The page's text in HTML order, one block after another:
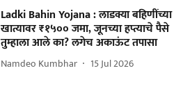
Ladki Bahin Yojana : लाडक्या बहि‍णींच्या
खात्यावर ₹१५०० जमा, जूनच्या हप्त्याचे पैसे
तुम्हाला आले का? लगेच अकाऊंट तपासा
Namdeo Kumbhar 15 Jul 2026